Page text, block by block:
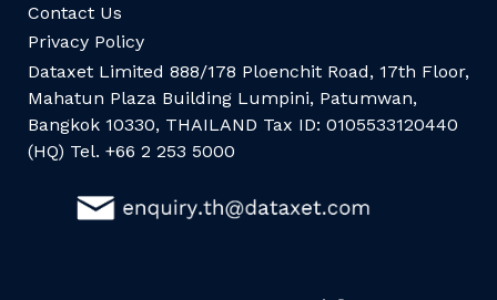
Contact Us
Privacy Policy
Dataxet Limited 888/178 Ploenchit Road, 17th Floor,
Mahatun Plaza Building Lumpini, Patumwan,
Bangkok 10330, THAILAND Tax ID: 0105533120440
(HQ) Tel. +66 2 253 5000